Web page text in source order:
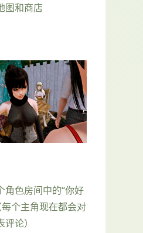
图和商店
角色房间中的“你好
个主角现在都会对
论）